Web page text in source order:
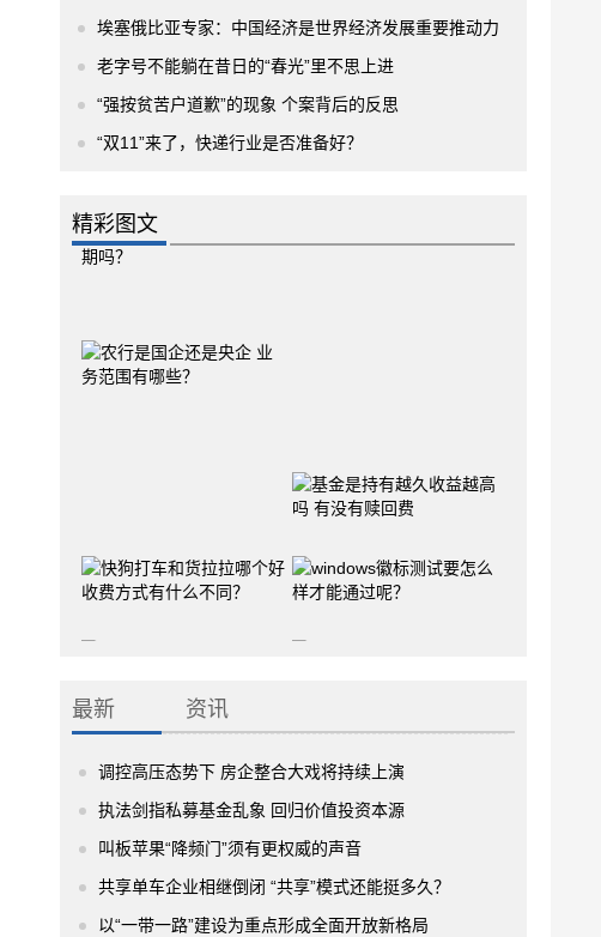
埃塞俄比亚专家：中国经济是世界经济发展重要推动力
老字号不能躺在昔日的“春光”里不思上进
“强按贫苦户道歉”的现象 个案背后的反思
“双11”来了，快递行业是否准备好？
精彩图文
最新 资讯
调控高压态势下 房企整合大戏将持续上演
执法剑指私募基金乱象 回归价值投资本源
叫板苹果“降频门”须有更权威的声音
共享单车企业相继倒闭 “共享”模式还能挺多久？
以“一带一路”建设为重点形成全面开放新格局